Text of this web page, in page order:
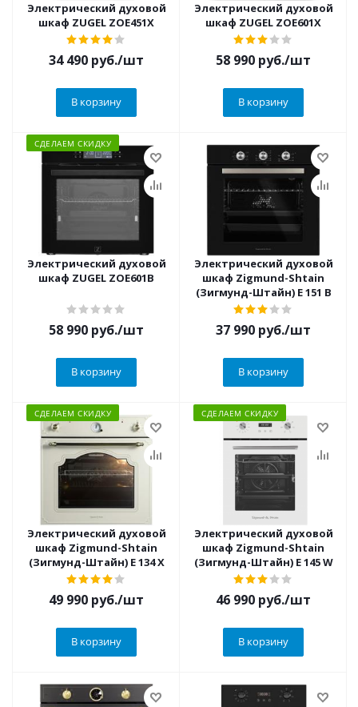
Электрический духовой
шкаф ZUGEL ZOE451X
34 490 руб./шт
В корзину
Электрический духовой
шкаф ZUGEL ZOE601X
58 990 руб./шт
В корзину
СДЕЛАЕМ СКИДКУ
Электрический духовой
шкаф ZUGEL ZOE601B
58 990 руб./шт
В корзину
Электрический духовой
шкаф Zigmund-Shtain
(Зигмунд-Штайн) E 151 B
37 990 руб./шт
В корзину
СДЕЛАЕМ СКИДКУ
Электрический духовой
шкаф Zigmund-Shtain
(Зигмунд-Штайн) E 134 X
49 990 руб./шт
В корзину
СДЕЛАЕМ СКИДКУ
Электрический духовой
шкаф Zigmund-Shtain
(Зигмунд-Штайн) E 145 W
46 990 руб./шт
В корзину